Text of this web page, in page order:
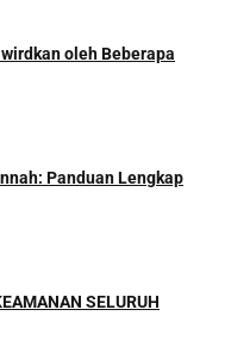
oleh Beberapa
Panduan Lengkap
SELURUH